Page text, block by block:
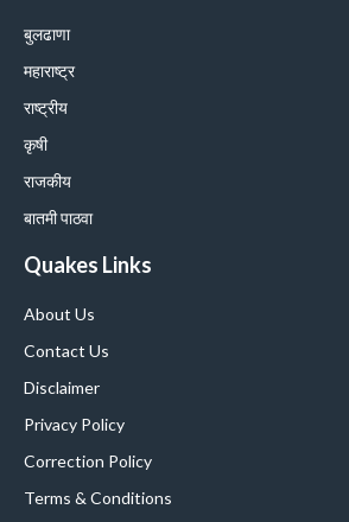
बुलढाणा
महाराष्ट्र
राष्ट्रीय
कृषी
राजकीय
बातमी पाठवा
Quakes Links
About Us
Contact Us
Disclaimer
Privacy Policy
Correction Policy
Terms & Conditions